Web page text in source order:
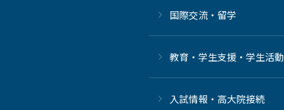
国際交流・留学
教育・学生支援・学生活動
⼊試情報・高大院接続